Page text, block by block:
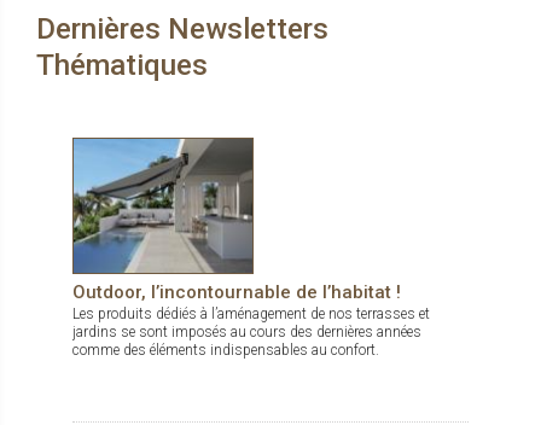
Dernières Newsletters
Thématiques
Outdoor, l’incontournable de l’habitat !
Les produits dédiés à l’aménagement de nos terrasses et
jardins se sont imposés au cours des dernières années
comme des éléments indispensables au confort.